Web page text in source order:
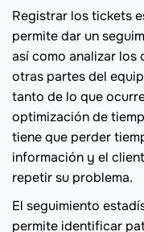
Registrar los tickets
permite dar un
así como analizar los
otras partes del
tanto de lo que
optimización de
tiene que perder
información y el
repetir su problema.
El seguimiento
permite identificar